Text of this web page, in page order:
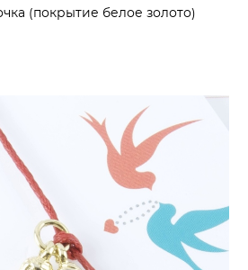
(покрытие белое золото)